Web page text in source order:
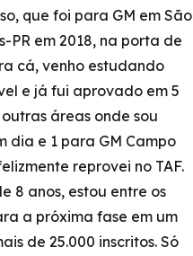
que foi para GM em São
PR em 2018, na porta de
cá, venho estudando
e já fui aprovado em 5
áreas onde sou
dia e 1 para GM Campo
reprovei no TAF.
8 anos, estou entre os
a próxima fase em um
de 25.000 inscritos. Só